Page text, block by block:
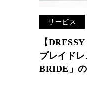
サービス
【
プレイド
BRIDE」